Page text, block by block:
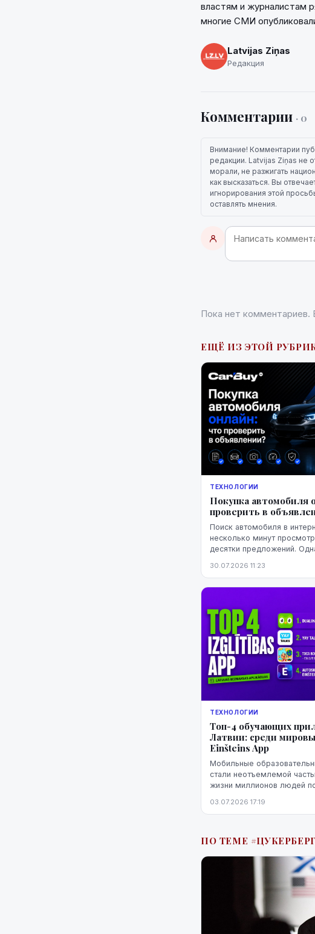
властям и журналистам
многие СМИ
Latvijas Ziņas
Редакция
Комментарии · 0
Внимание! Комментарии
редакции. Latvijas Ziņas не
морали, не разжигать
как высказаться. Вы
игнорирования этой
оставлять мнения.
Пока нет комментариев.
ЕЩЁ ИЗ ЭТОЙ
ТЕХНОЛОГИИ
Покупка автомобиля
проверить в
Поиск автомобиля в
несколько минут
десятки предложений.
выгодная цена ещё не
30.07.2026 11:23
ТЕХНОЛОГИИ
Топ-4 обучающих
Латвии: среди
Einšteins App
Мобильные
стали неотъемлемой
жизни миллионов людей
развивать
03.07.2026 17:19
ПО ТЕМЕ